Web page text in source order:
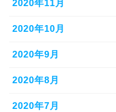
2020年11月
2020年10月
2020年9月
2020年8月
2020年7月